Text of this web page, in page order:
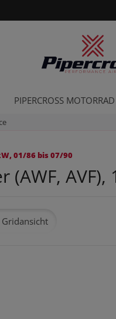
PIPERCROSS MOTORRAD
01/86 bis 07/90
(AWF,
Gridansicht